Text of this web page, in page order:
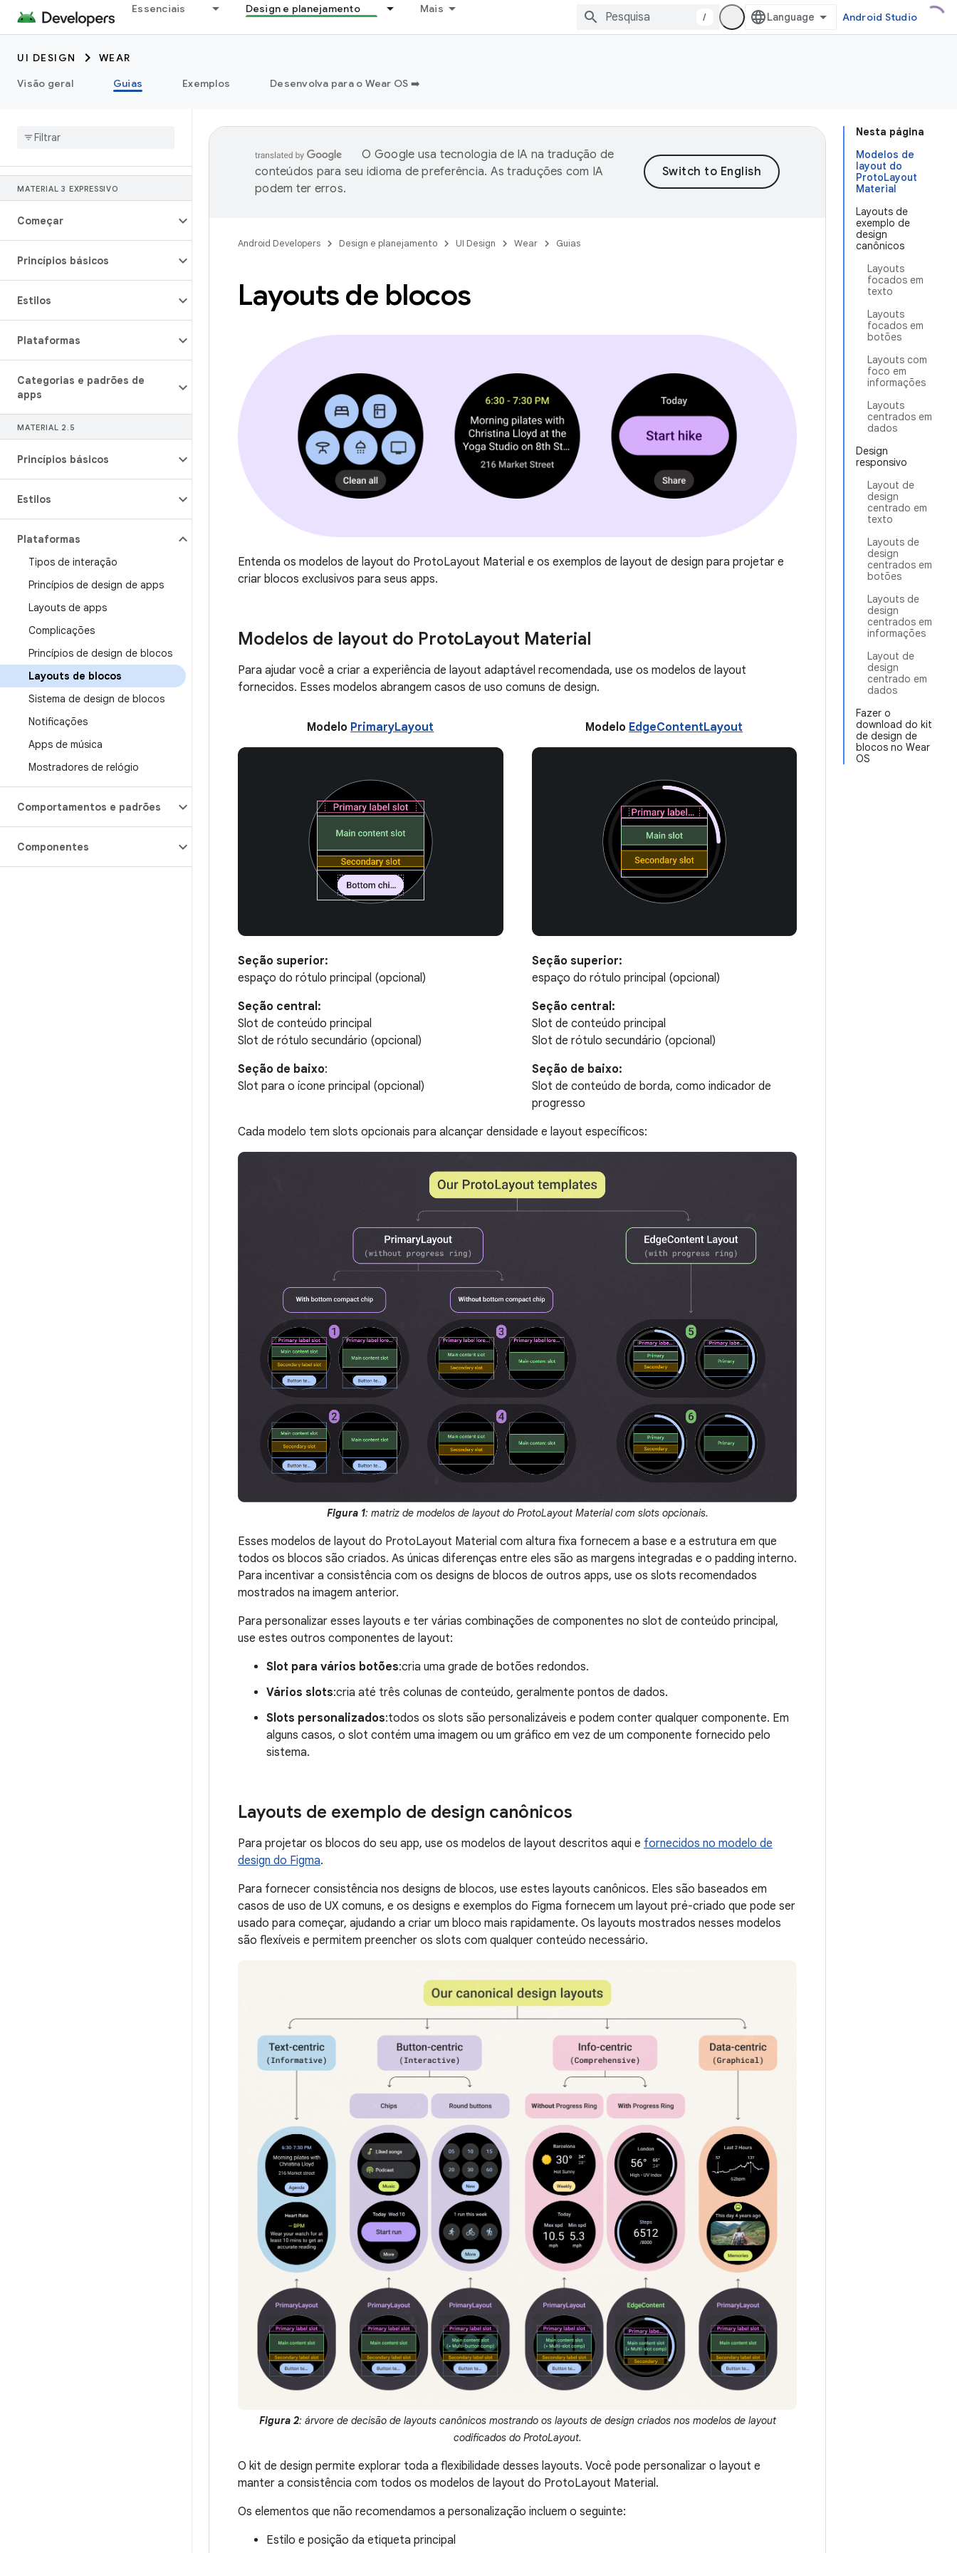
Essenciais Design e planejamento Mais
/ Android Studio
UI DESIGN
WEAR
Visão geral
Guias Exemplos Desenvolva para o Wear OS ➡️
MATERIAL 3 EXPRESSIVO
Começar
Princípios básicos
Estilos
Plataformas
Categorias e padrões de
apps
MATERIAL 2 . 5
Princípios básicos
Estilos
Plataformas
Tipos de interação
Princípios de design de apps
Layouts de apps
Complicações
Princípios de design de blocos
Layouts de blocos
Sistema de design de blocos
Notificações
Apps de música
Mostradores de relógio
Comportamentos e padrões
Componentes
Nesta página
Modelos de
layout do
ProtoLayout
Material
Layouts de
exemplo de
design
canônicos
Layouts
focados em
texto
Layouts
focados em
botões
Layouts com
foco em
informações
Layouts
centrados em
dados
Design
responsivo
Layout de
design
centrado em
texto
Layouts de
design
centrados em
botões
Layouts de
design
centrados em
informações
Layout de
design
centrado em
dados
Fazer o
download do kit
de design de
blocos no Wear
OS
O Google usa tecnologia de IA na tradução de
conteúdos para seu idioma de preferência. As traduções com IA
podem ter erros.
Android Developers Design e planejamento UI Design Wear Guias
Layouts de blocos
Entenda os modelos de layout do ProtoLayout Material e os exemplos de layout de design para projetar e
criar blocos exclusivos para seus apps.
Modelos de layout do ProtoLayout Material
Para ajudar você a criar a experiência de layout adaptável recomendada, use os modelos de layout
fornecidos. Esses modelos abrangem casos de uso comuns de design.
Modelo PrimaryLayout
Seção superior:
espaço do rótulo principal (opcional)
Seção central:
Slot de conteúdo principal
Slot de rótulo secundário (opcional)
Seção de baixo:
Slot para o ícone principal (opcional)
Modelo EdgeContentLayout
Seção superior:
espaço do rótulo principal (opcional)
Seção central:
Slot de conteúdo principal
Slot de rótulo secundário (opcional)
Seção de baixo:
Slot de conteúdo de borda, como indicador de
progresso
Cada modelo tem slots opcionais para alcançar densidade e layout específicos:
Figura 1: matriz de modelos de layout do ProtoLayout Material com slots opcionais.
Esses modelos de layout do ProtoLayout Material com altura fixa fornecem a base e a estrutura em que
todos os blocos são criados. As únicas diferenças entre eles são as margens integradas e o padding interno.
Para incentivar a consistência com os designs de blocos de outros apps, use os slots recomendados
mostrados na imagem anterior.
Para personalizar esses layouts e ter várias combinações de componentes no slot de conteúdo principal,
use estes outros componentes de layout:
Slot para vários botões:cria uma grade de botões redondos.
Vários slots:cria até três colunas de conteúdo, geralmente pontos de dados.
Slots personalizados:todos os slots são personalizáveis e podem conter qualquer componente. Em
alguns casos, o slot contém uma imagem ou um gráfico em vez de um componente fornecido pelo
sistema.
Layouts de exemplo de design canônicos
Para projetar os blocos do seu app, use os modelos de layout descritos aqui e fornecidos no modelo de
design do Figma.
Para fornecer consistência nos designs de blocos, use estes layouts canônicos. Eles são baseados em
casos de uso de UX comuns, e os designs e exemplos do Figma fornecem um layout pré-criado que pode ser
usado para começar, ajudando a criar um bloco mais rapidamente. Os layouts mostrados nesses modelos
são flexíveis e permitem preencher os slots com qualquer conteúdo necessário.
Figura 2: árvore de decisão de layouts canônicos mostrando os layouts de design criados nos modelos de layout
codificados do ProtoLayout.
O kit de design permite explorar toda a flexibilidade desses layouts. Você pode personalizar o layout e
manter a consistência com todos os modelos de layout do ProtoLayout Material.
Os elementos que não recomendamos a personalização incluem o seguinte:
Estilo e posição da etiqueta principal